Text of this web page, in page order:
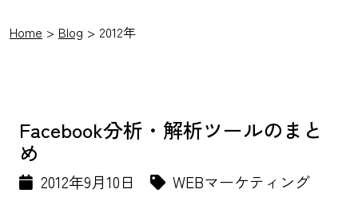
Home Blog 2012年
Facebook分析・解析ツールのまと
め
2012年9月10日
WEBマーケティング